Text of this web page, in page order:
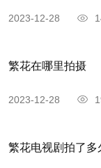
2023-12-28
繁花在哪里拍摄
2023-12-28
繁花电视剧拍了多